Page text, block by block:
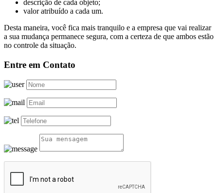
descrição de cada objeto;
valor atribuído a cada um.
Desta maneira, você fica mais tranquilo e a empresa que vai realizar
a sua mudança permanece segura, com a certeza de que ambos estão
no controle da situação.
Entre em Contato